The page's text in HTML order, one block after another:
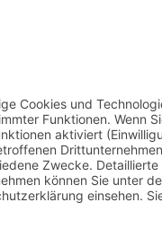
für
Verbindungskabel:
Cat.6a
mediahub2
wurde. Diese
halogenfreien
verbesserte